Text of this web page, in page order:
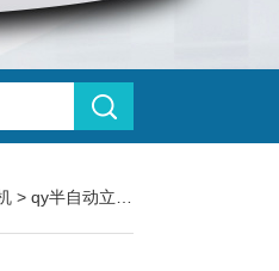
> qy半自动立式不锈钢辣椒面粉末定量分装机